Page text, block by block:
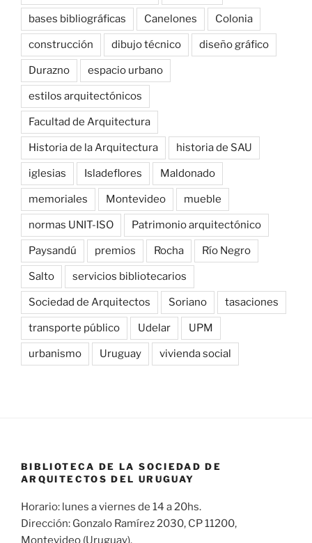
bases bibliográficas Canelones Colonia
construcción dibujo técnico diseño gráfico
Durazno espacio urbano
estilos arquitectónicos
Facultad de Arquitectura
Historia de la Arquitectura historia de SAU
iglesias Isladeflores Maldonado
memoriales Montevideo mueble
normas UNIT-ISO Patrimonio arquitectónico
Paysandú premios Rocha Río Negro
Salto servicios bibliotecarios
Sociedad de Arquitectos Soriano tasaciones
transporte público Udelar UPM
urbanismo Uruguay vivienda social
BIBLIOTECA DE LA SOCIEDAD DE
ARQUITECTOS DEL URUGUAY
Horario: lunes a viernes de 14 a 20hs.
Dirección: Gonzalo Ramírez 2030, CP 11200,
Montevideo (Uruguay).